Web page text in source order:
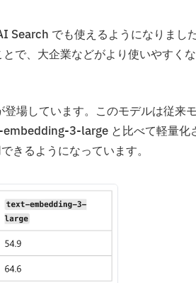
Search でも使えるようになりまし
で、大企業などがより使いやすく
場しています。このモデルは従来
3-large と比べて軽量化
るようになっています。